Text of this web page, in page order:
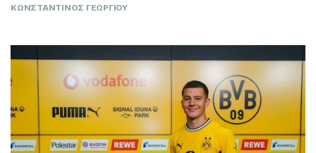
ΚΩΝΣΤΑΝΤΙΝΟΣ ΓΕΩΡΓΙΟΥ